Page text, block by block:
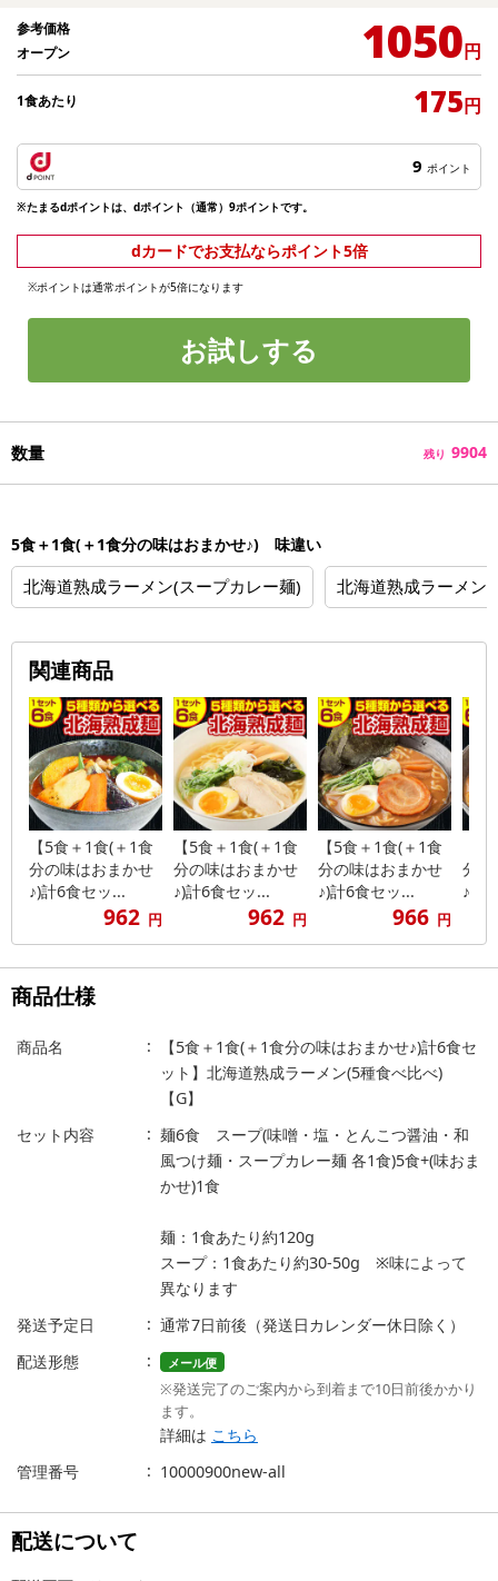
参考価格
オープン
1050円
1食あたり 175円
9 ポイント
※たまるdポイントは、dポイント（通常）9ポイントです。
dカードでお支払ならポイント5倍
※ポイントは通常ポイントが5倍になります
お試しする
数量 残り 9904
5食＋1食(＋1食分の味はおまかせ♪) 味違い
北海道熟成ラーメン(スープカレー麺) 北海道熟成ラーメン(
関連商品
【5食＋1食(＋1食
分の味はおまかせ
♪)計6食セッ...
962 円
【5食＋1食(＋1食
分の味はおまかせ
♪)計6食セッ...
962 円
【5食＋1食(＋1食
分の味はおまかせ
♪)計6食セッ...
966 円
分の
♪)計
商品仕様
商品名
【5食＋1食(＋1食分の味はおまかせ♪)計6食セ
ット】北海道熟成ラーメン(5種食べ比べ)
【G】
セット内容
麺6食 スープ(味噌・塩・とんこつ醤油・和
風つけ麺・スープカレー麺 各1食)5食+(味おま
かせ)1食
麺：1食あたり約120g
スープ：1食あたり約30-50g ※味によって
異なります
発送予定日
通常7日前後（発送日カレンダー休日除く）
配送形態
メール便
※発送完了のご案内から到着まで10日前後かかり
ます。
詳細は こちら
管理番号
10000900new-all
配送について